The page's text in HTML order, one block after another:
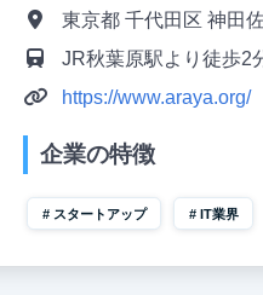
東京都 千代田区 神田
JR秋葉原駅より徒歩2
https://www.araya.org/
企業の特徴
スタートアップ IT業界